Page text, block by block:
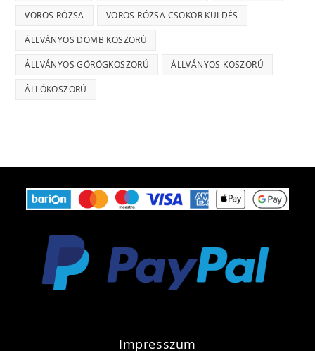
VÖRÖS RÓZSA VÖRÖS RÓZSA CSOKOR KÜLDÉS
ÁLLVÁNYOS DOMB KOSZORÚ
ÁLLVÁNYOS GÖRÖGKOSZORÚ ÁLLVÁNYOS KOSZORÚ
ÁLLÓKOSZORÚ
Impresszum